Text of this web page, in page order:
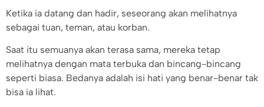
Ketika ia datang dan hadir, seseorang akan melihatnya
sebagai tuan, teman, atau korban.
Saat itu semuanya akan terasa sama, mereka tetap
melihatnya dengan mata terbuka dan bincang-bincang
seperti biasa. Bedanya adalah isi hati yang benar-benar tak
bisa ia lihat.